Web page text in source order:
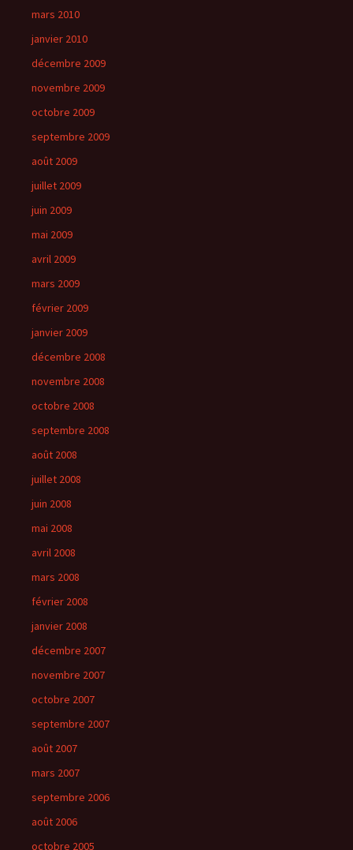
mars 2010
janvier 2010
décembre 2009
novembre 2009
octobre 2009
septembre 2009
août 2009
juillet 2009
juin 2009
mai 2009
avril 2009
mars 2009
février 2009
janvier 2009
décembre 2008
novembre 2008
octobre 2008
septembre 2008
août 2008
juillet 2008
juin 2008
mai 2008
avril 2008
mars 2008
février 2008
janvier 2008
décembre 2007
novembre 2007
octobre 2007
septembre 2007
août 2007
mars 2007
septembre 2006
août 2006
octobre 2005